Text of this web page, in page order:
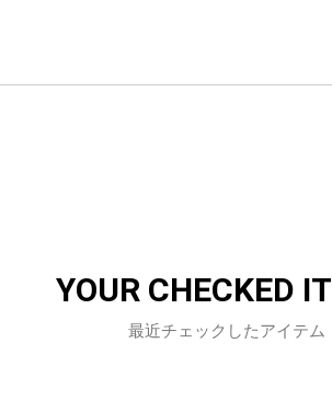
YOUR CHECKED
最近チェックしたアイテム